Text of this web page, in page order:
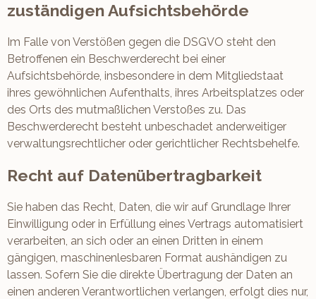
zuständigen Aufsichts­behörde
Im Falle von Verstößen gegen die DSGVO steht den
Betroffenen ein Beschwerderecht bei einer
Aufsichtsbehörde, insbesondere in dem Mitgliedstaat
ihres gewöhnlichen Aufenthalts, ihres Arbeitsplatzes oder
des Orts des mutmaßlichen Verstoßes zu. Das
Beschwerderecht besteht unbeschadet anderweitiger
verwaltungsrechtlicher oder gerichtlicher Rechtsbehelfe.
Recht auf Daten­übertrag­barkeit
Sie haben das Recht, Daten, die wir auf Grundlage Ihrer
Einwilligung oder in Erfüllung eines Vertrags automatisiert
verarbeiten, an sich oder an einen Dritten in einem
gängigen, maschinenlesbaren Format aushändigen zu
lassen. Sofern Sie die direkte Übertragung der Daten an
einen anderen Verantwortlichen verlangen, erfolgt dies nur,